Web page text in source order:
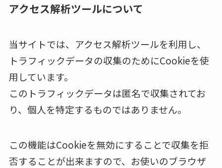
アクセス解析ツールについて
当サイトでは、アクセス解析ツールを利用し、
トラフィックデータの収集のためにCookieを使
用しています。
このトラフィックデータは匿名で収集されてお
り、個人を特定するものではありません。
この機能はCookieを無効にすることで収集を拒
否することが出来ますので、お使いのブラウザ